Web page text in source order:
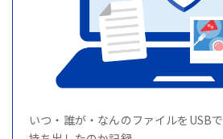
いつ・誰が・なんのファイルをUSBで